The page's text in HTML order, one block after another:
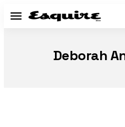
Menú
Deborah